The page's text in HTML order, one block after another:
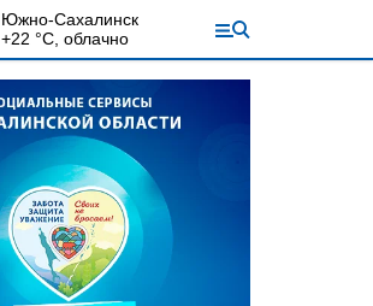
Южно-Сахалинск
+22 °С, облачно